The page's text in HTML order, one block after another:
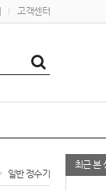
고객센터
최근 본
일반 정수기